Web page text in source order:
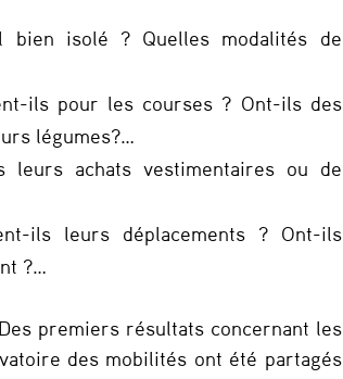
bien isolé ? Quelles modalités de
ils pour les courses ? Ont-ils des
légumes?…
leurs achats vestimentaires ou de
ils leurs déplacements ? Ont-ils
?…
premiers résultats concernant les
des mobilités ont été partagés